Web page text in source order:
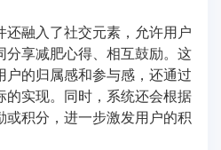
融入了社交元素，允许用户
分享减肥心得、相互鼓励。这
的归属感和参与感，还通过
的实现。同时，系统还会根据
或积分，进一步激发用户的积